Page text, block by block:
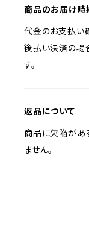
商品のお届け時
代金のお支払い
後払い決済の場
す。
返品について
商品に欠陥があ
ません。